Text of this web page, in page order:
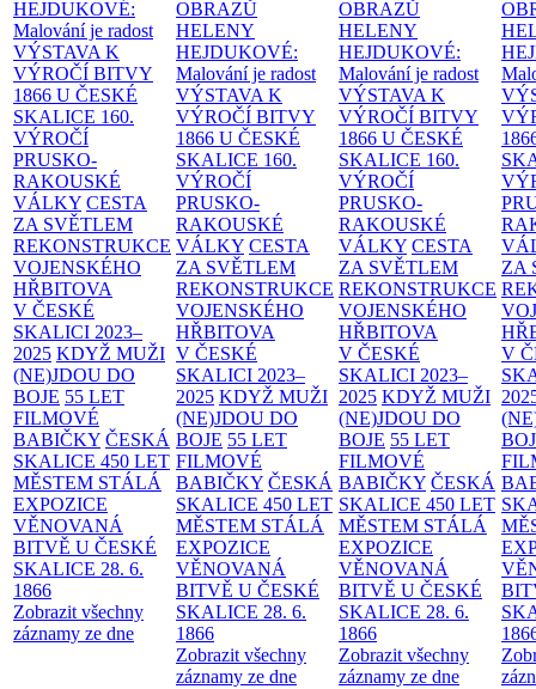
HEJDUKOVÉ:
Malování je radost
VÝSTAVA K
VÝROČÍ BITVY
1866 U ČESKÉ
SKALICE 160.
VÝROČÍ
PRUSKO-
RAKOUSKÉ
VÁLKY CESTA
ZA SVĚTLEM
REKONSTRUKCE
VOJENSKÉHO
HŘBITOVA
V ČESKÉ
SKALICI 2023–
2025 KDYŽ MUŽI
(NE)JDOU DO
BOJE 55 LET
FILMOVÉ
BABIČKY ČESKÁ
SKALICE 450 LET
MĚSTEM STÁLÁ
EXPOZICE
VĚNOVANÁ
BITVĚ U ČESKÉ
SKALICE 28. 6.
1866
Zobrazit všechny
záznamy ze dne
OBRAZŮ
HELENY
HEJDUKOVÉ:
Malování je radost
VÝSTAVA K
VÝROČÍ BITVY
1866 U ČESKÉ
SKALICE 160.
VÝROČÍ
PRUSKO-
RAKOUSKÉ
VÁLKY CESTA
ZA SVĚTLEM
REKONSTRUKCE
VOJENSKÉHO
HŘBITOVA
V ČESKÉ
SKALICI 2023–
2025 KDYŽ MUŽI
(NE)JDOU DO
BOJE 55 LET
FILMOVÉ
BABIČKY ČESKÁ
SKALICE 450 LET
MĚSTEM STÁLÁ
EXPOZICE
VĚNOVANÁ
BITVĚ U ČESKÉ
SKALICE 28. 6.
1866
Zobrazit všechny
záznamy ze dne
OBRAZŮ
HELENY
HEJDUKOVÉ:
Malování je radost
VÝSTAVA K
VÝROČÍ BITVY
1866 U ČESKÉ
SKALICE 160.
VÝROČÍ
PRUSKO-
RAKOUSKÉ
VÁLKY CESTA
ZA SVĚTLEM
REKONSTRUKCE
VOJENSKÉHO
HŘBITOVA
V ČESKÉ
SKALICI 2023–
2025 KDYŽ MUŽI
(NE)JDOU DO
BOJE 55 LET
FILMOVÉ
BABIČKY ČESKÁ
SKALICE 450 LET
MĚSTEM STÁLÁ
EXPOZICE
VĚNOVANÁ
BITVĚ U ČESKÉ
SKALICE 28. 6.
1866
Zobrazit všechny
záznamy ze dne
ZA
V